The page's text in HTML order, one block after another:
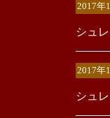
2017年
シュ
2017年
シュ